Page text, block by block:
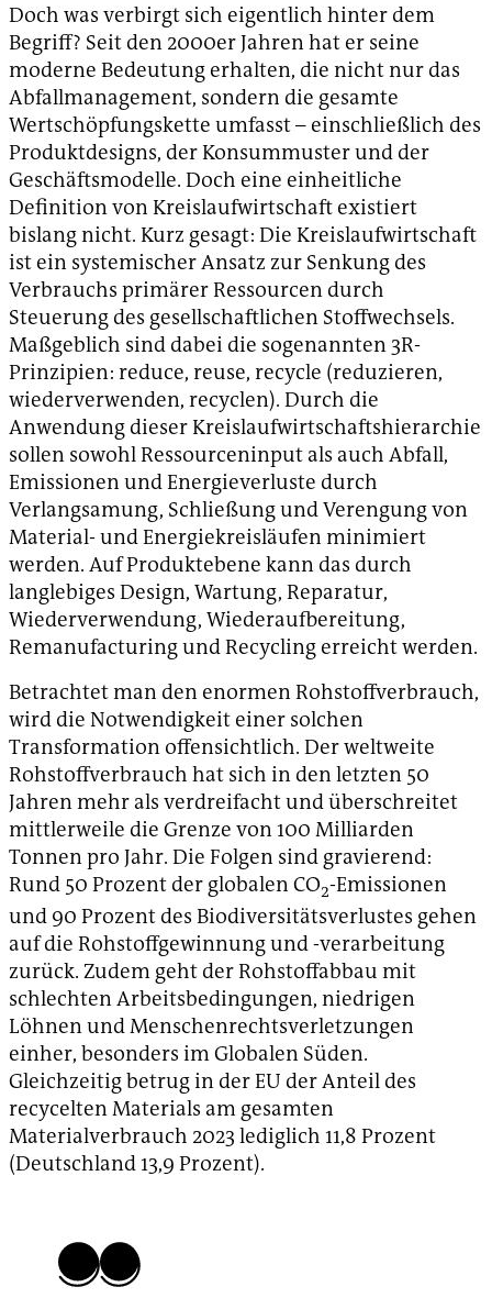
Doch was verbirgt sich eigentlich hinter dem
Begriff? Seit den 2000er Jahren hat er seine
moderne Bedeutung erhalten, die nicht nur das
Abfallmanagement, sondern die gesamte
Wertschöpfungskette umfasst – einschließlich des
Produktdesigns, der Konsummuster und der
Geschäftsmodelle. Doch eine einheitliche
Definition von Kreislaufwirtschaft existiert
bislang nicht. Kurz gesagt: Die Kreislaufwirtschaft
ist ein systemischer Ansatz zur Senkung des
Verbrauchs primärer Ressourcen durch
Steuerung des gesellschaftlichen Stoffwechsels.
Maßgeblich sind dabei die sogenannten 3R-
Prinzipien: reduce, reuse, recycle (reduzieren,
wiederverwenden, recyclen). Durch die
Anwendung dieser Kreislaufwirtschaftshierarchie
sollen sowohl Ressourceninput als auch Abfall,
Emissionen und Energieverluste durch
Verlangsamung, Schließung und Verengung von
Material- und Energiekreisläufen minimiert
werden. Auf Produktebene kann das durch
langlebiges Design, Wartung, Reparatur,
Wiederverwendung, Wiederaufbereitung,
Remanufacturing und Recycling erreicht werden.
Betrachtet man den enormen Rohstoffverbrauch,
wird die Notwendigkeit einer solchen
Transformation offensichtlich. Der weltweite
Rohstoffverbrauch hat sich in den letzten 50
Jahren mehr als verdreifacht und überschreitet
mittlerweile die Grenze von 100 Milliarden
Tonnen pro Jahr. Die Folgen sind gravierend:
Rund 50 Prozent der globalen CO2-Emissionen
und 90 Prozent des Biodiversitätsverlustes gehen
auf die Rohstoffgewinnung und -verarbeitung
zurück. Zudem geht der Rohstoffabbau mit
schlechten Arbeitsbedingungen, niedrigen
Löhnen und Menschenrechtsverletzungen
einher, besonders im Globalen Süden.
Gleichzeitig betrug in der EU der Anteil des
recycelten Materials am gesamten
Materialverbrauch 2023 lediglich 11,8 Prozent
(Deutschland 13,9 Prozent).